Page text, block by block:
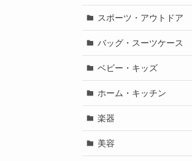
スポーツ・アウトドア
バッグ・スーツケース
ベビー・キッズ
ホーム・キッチン
楽器
美容